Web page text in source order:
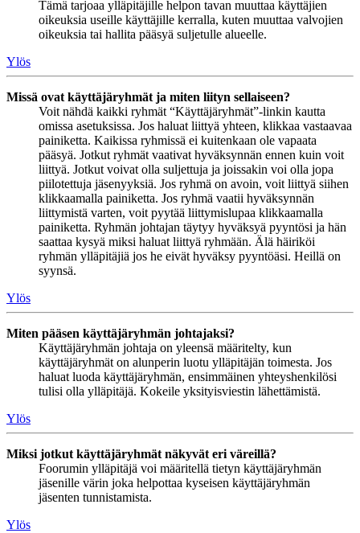
Tämä tarjoaa ylläpitäjille helpon tavan muuttaa käyttäjien
oikeuksia useille käyttäjille kerralla, kuten muuttaa valvojien
oikeuksia tai hallita pääsyä suljetulle alueelle.
Ylös
Missä ovat käyttäjäryhmät ja miten liityn sellaiseen?
Voit nähdä kaikki ryhmät “Käyttäjäryhmät”-linkin kautta
omissa asetuksissa. Jos haluat liittyä yhteen, klikkaa vastaavaa
painiketta. Kaikissa ryhmissä ei kuitenkaan ole vapaata
pääsyä. Jotkut ryhmät vaativat hyväksynnän ennen kuin voit
liittyä. Jotkut voivat olla suljettuja ja joissakin voi olla jopa
piilotettuja jäsenyyksiä. Jos ryhmä on avoin, voit liittyä siihen
klikkaamalla painiketta. Jos ryhmä vaatii hyväksynnän
liittymistä varten, voit pyytää liittymislupaa klikkaamalla
painiketta. Ryhmän johtajan täytyy hyväksyä pyyntösi ja hän
saattaa kysyä miksi haluat liittyä ryhmään. Älä häiriköi
ryhmän ylläpitäjiä jos he eivät hyväksy pyyntöäsi. Heillä on
syynsä.
Ylös
Miten pääsen käyttäjäryhmän johtajaksi?
Käyttäjäryhmän johtaja on yleensä määritelty, kun
käyttäjäryhmät on alunperin luotu ylläpitäjän toimesta. Jos
haluat luoda käyttäjäryhmän, ensimmäinen yhteyshenkilösi
tulisi olla ylläpitäjä. Kokeile yksityisviestin lähettämistä.
Ylös
Miksi jotkut käyttäjäryhmät näkyvät eri väreillä?
Foorumin ylläpitäjä voi määritellä tietyn käyttäjäryhmän
jäsenille värin joka helpottaa kyseisen käyttäjäryhmän
jäsenten tunnistamista.
Ylös